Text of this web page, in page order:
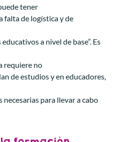
tener
falta de logística y de
a nivel de base”. Es
requiere no
de estudios y en educadores,
para llevar a cabo